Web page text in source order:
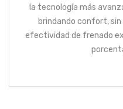
la tecnología más
brindando confort,
efectividad de frenado